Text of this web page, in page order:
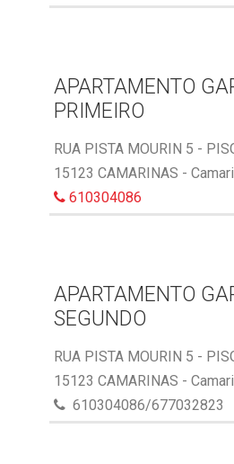
APARTAMENTO
PRIMEIRO
RUA PISTA MOURIN 5 -
15123 CAMARINAS -
610304086
APARTAMENTO
SEGUNDO
RUA PISTA MOURIN 5 -
15123 CAMARINAS -
610304086/677032823